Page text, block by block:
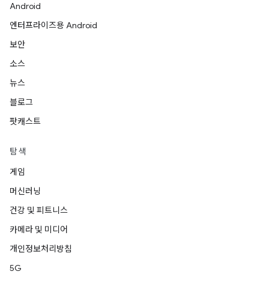
Android
엔터프라이즈용 Android
보안
소스
뉴스
블로그
팟캐스트
탐색
게임
머신러닝
건강 및 피트니스
카메라 및 미디어
개인정보처리방침
5G